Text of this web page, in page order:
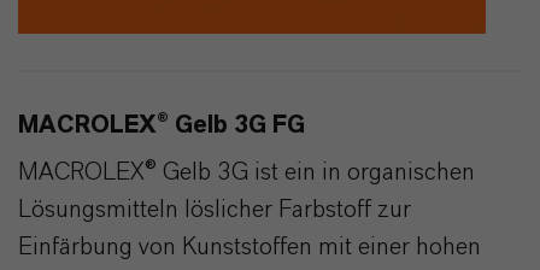
MACROLEX® Gelb 3G FG
MACROLEX® Gelb 3G ist ein in organischen
Lösungsmitteln löslicher Farbstoff zur
Einfärbung von Kunststoffen mit einer hohen